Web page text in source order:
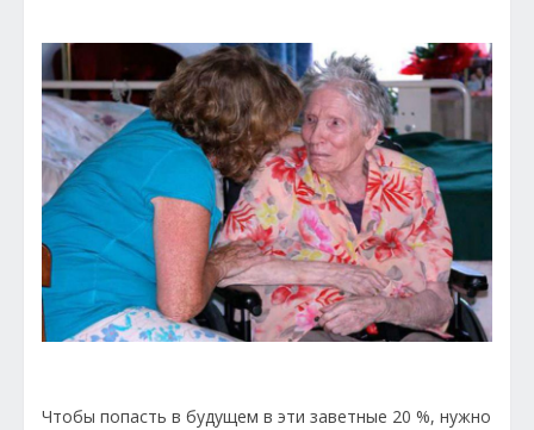
Чтобы попасть в будущем в эти заветные 20 %, нужно